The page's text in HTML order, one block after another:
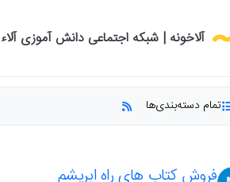
آلاخونه | شبکه اجتماعی دانش آموزی آلاء
تمام دسته‌بندی‌ها
فروش کتاب های راه ابریشم